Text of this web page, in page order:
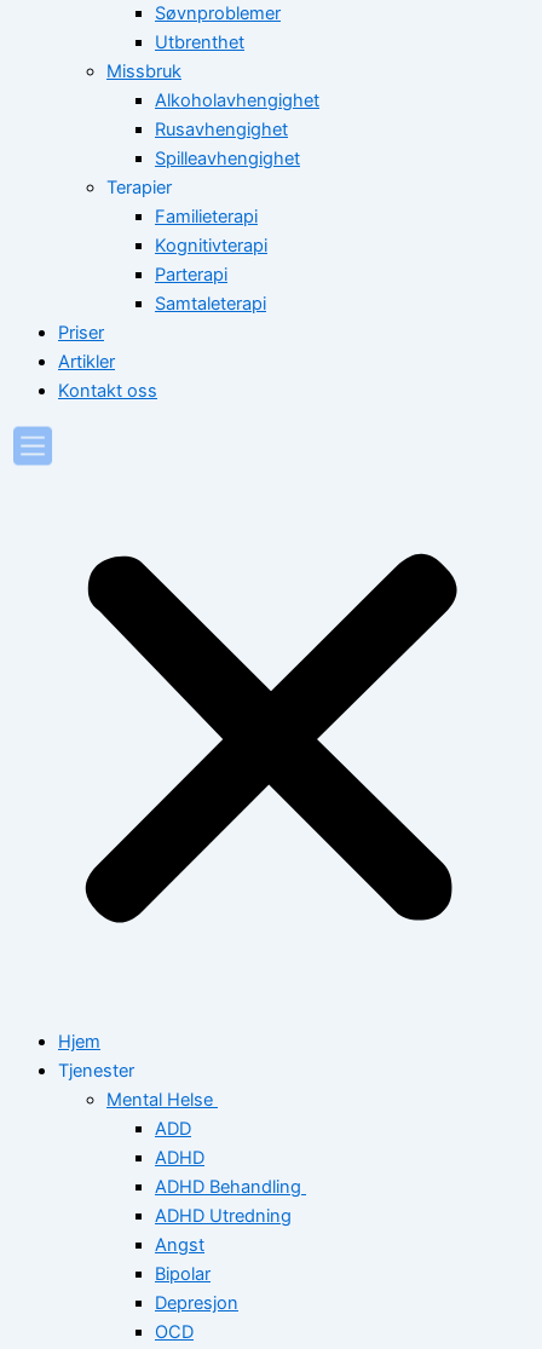
Søvnproblemer
Utbrenthet
Missbruk
Alkoholavhengighet
Rusavhengighet
Spilleavhengighet
Terapier
Familieterapi
Kognitivterapi
Parterapi
Samtaleterapi
Priser
Artikler
Kontakt oss
Hjem
Tjenester
Mental Helse
ADD
ADHD
ADHD Behandling
ADHD Utredning
Angst
Bipolar
Depresjon
OCD